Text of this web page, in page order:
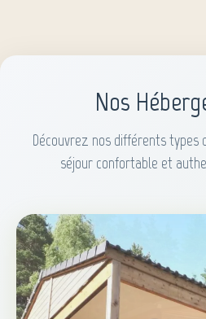
Nos
Découvrez nos différents types
séjour confortable et